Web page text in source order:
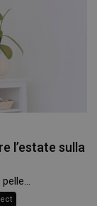
l’estate sulla